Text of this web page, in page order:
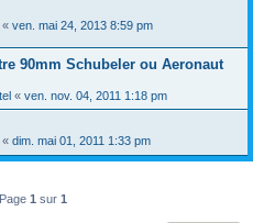
« ven. mai 24, 2013 8:59 pm
90mm Schubeler ou Aeronaut
« ven. nov. 04, 2011 1:18 pm
« dim. mai 01, 2011 1:33 pm
1 sur 1